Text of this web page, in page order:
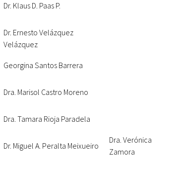
Dr. Klaus D. Paas P.
Dr. Ernesto Velázquez
Velázquez
Georgina Santos Barrera
Dra. Marisol Castro Moreno
Dra. Tamara Rioja Paradela
Dr. Miguel A. Peralta Meixueiro
Dra. Verónica
Zamora